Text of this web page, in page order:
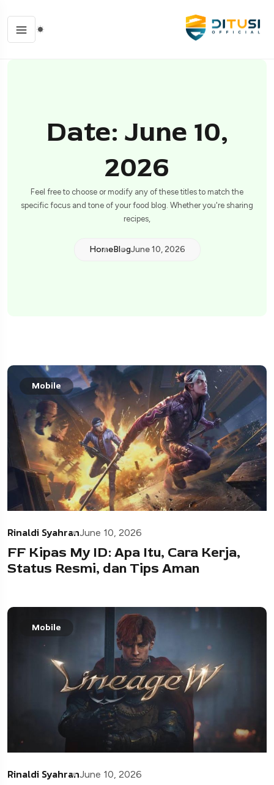
Date: June 10,
2026
Feel free to choose or modify any of these titles to match the
specific focus and tone of your food blog. Whether you're sharing
recipes,
HomeBlogJune 10, 2026
Mobile
Rinaldi SyahranJune 10, 2026
FF Kipas My ID: Apa Itu, Cara Kerja,
Status Resmi, dan Tips Aman
Mobile
Rinaldi SyahranJune 10, 2026